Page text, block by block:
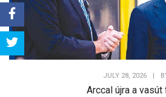
JULY 28, 2026
Arccal újra a
Share